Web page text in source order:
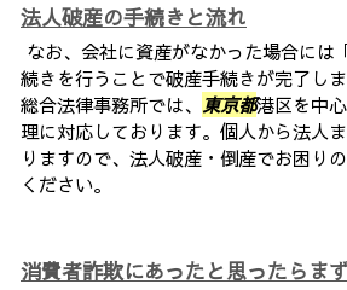
法人破産の手続きと流れ
なお、会社に資産がなかった場合には
続きを行うことで破産手続きが完了し
総合法律事務所では、 東京都港区を中
理に対応しております。個人から法人
りますので、法人破産・倒産でお困り
ください。
消費者詐欺にあったと思ったらま